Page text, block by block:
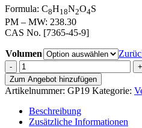
Formula: C8H18N2O4S
PM – MW: 238.30
CAS No. [7365-45-9]
Volumen
HEPES
Menge
Zum Angebot hinzufügen
Artikelnummer: GP19 Kategorie:
Beschreibung
Zusätzliche Informationen